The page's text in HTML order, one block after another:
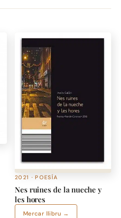
2021 · POESÍA
Nes ruines de la nueche y
les hores
Mercar llibru →